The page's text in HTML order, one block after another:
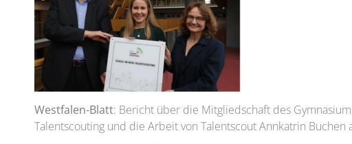
Westfalen-Blatt: Bericht über die Mitgliedschaft des
Talentscouting und die Arbeit von Talentscout Annkatrin Buchen